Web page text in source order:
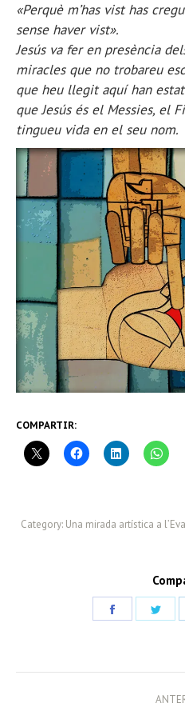
«Perquè m’has vist has
sense haver vist».
Jesús va fer en presència
miracles que no trobareu
que heu llegit aquí han
que Jesús és el Messies, el
tingueu vida en el seu nom.
COMPARTIR:
Category: Una mirada artística a